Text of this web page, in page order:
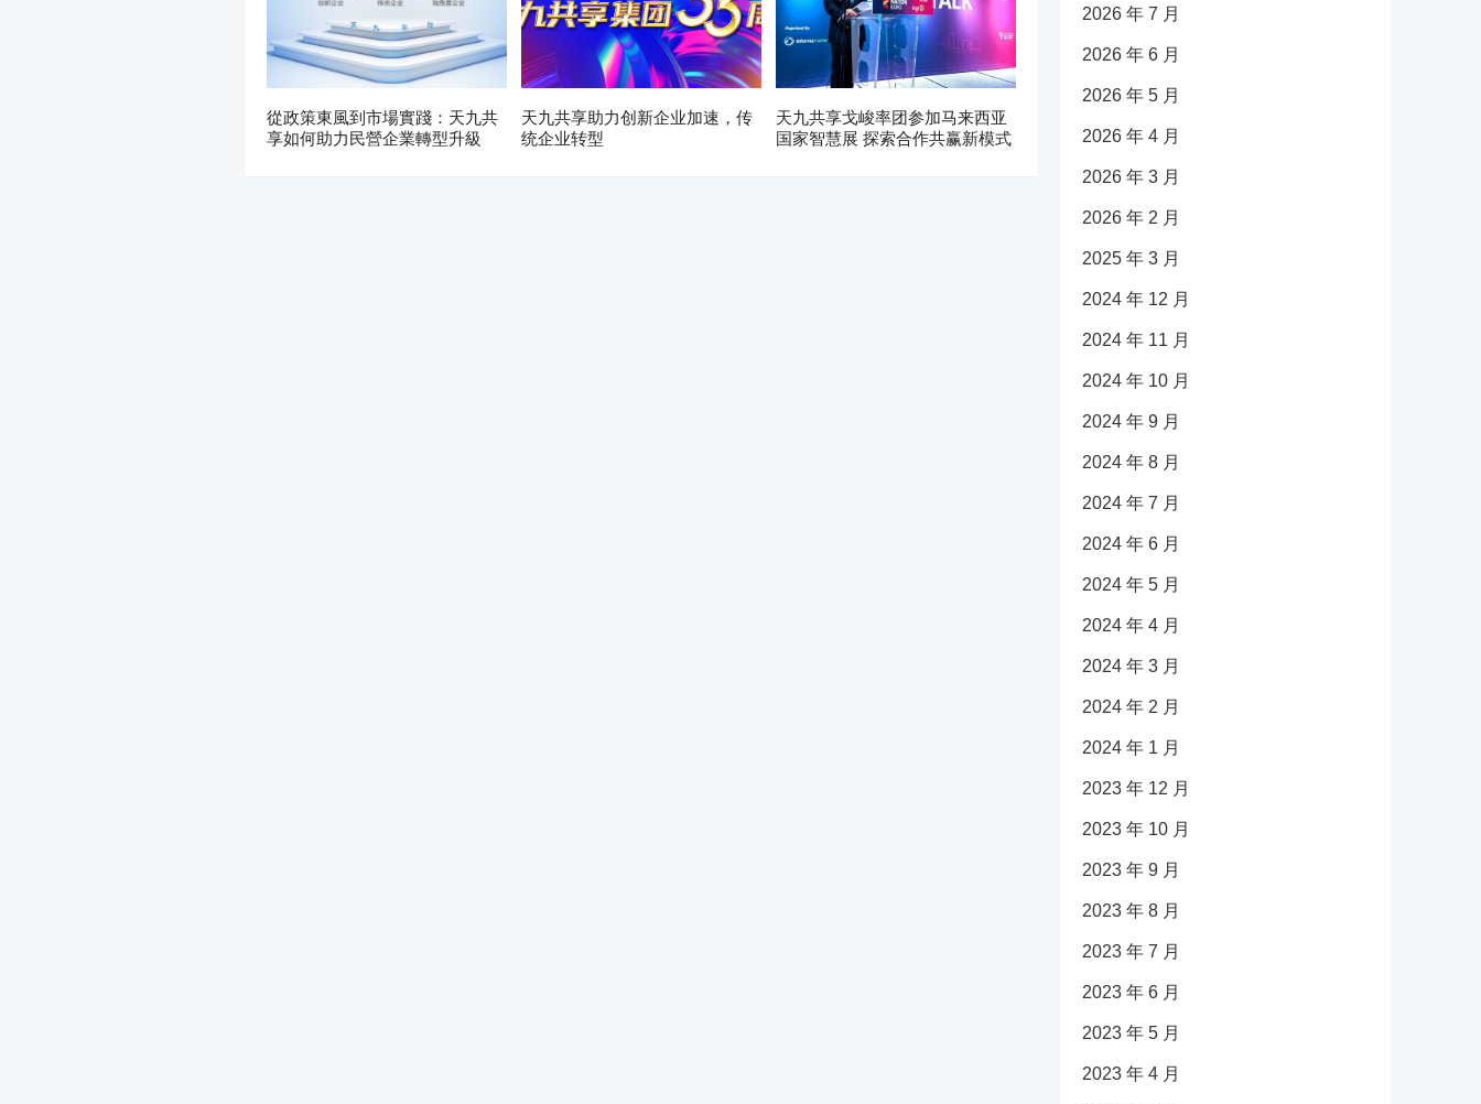
從政策東風到市場實踐：天九共
享如何助力民營企業轉型升級
天九共享助力创新企业加速，传
统企业转型
天九共享戈峻率团参加马来西亚
国家智慧展 探索合作共赢新模式
2026 年 7 月
2026 年 6 月
2026 年 5 月
2026 年 4 月
2026 年 3 月
2026 年 2 月
2025 年 3 月
2024 年 12 月
2024 年 11 月
2024 年 10 月
2024 年 9 月
2024 年 8 月
2024 年 7 月
2024 年 6 月
2024 年 5 月
2024 年 4 月
2024 年 3 月
2024 年 2 月
2024 年 1 月
2023 年 12 月
2023 年 10 月
2023 年 9 月
2023 年 8 月
2023 年 7 月
2023 年 6 月
2023 年 5 月
2023 年 4 月